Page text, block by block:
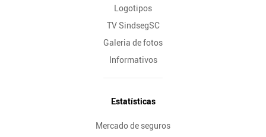
Logotipos
TV SindsegSC
Galeria de fotos
Informativos
Estatísticas
Mercado de seguros